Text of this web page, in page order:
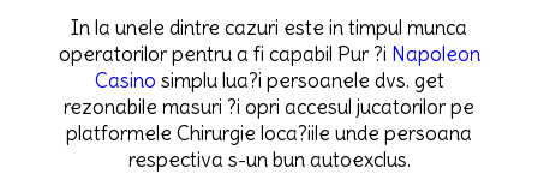
In la unele dintre cazuri este in timpul munca
operatorilor pentru a fi capabil Pur ?i Napoleon
Casino simplu lua?i persoanele dvs. get
rezonabile masuri ?i opri accesul jucatorilor pe
platformele Chirurgie loca?iile unde persoana
respectiva s-un bun autoexclus.